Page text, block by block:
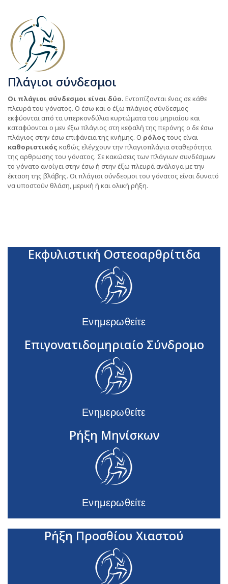
Πλάγιοι σύνδεσμοι
Οι πλάγιοι σύνδεσμοι είναι δύο. Εντοπίζονται ένας σε κάθε
πλευρά του γόνατος. Ο έσω και ο έξω πλάγιος σύνδεσμος
εκφύονται από τα υπερκονδύλια κυρτώματα του μηριαίου και
καταφύονται ο μεν έξω πλάγιος στη κεφαλή της περόνης ο δε έσω
πλάγιος στην έσω επιφάνεια της κνήμης. Ο ρόλος τους είναι
καθοριστικός καθώς ελέγχουν την πλαγιοπλάγια σταθερότητα
της αρθρωσης του γόνατος. Σε κακώσεις των πλάγιων συνδέσμων
το γόνατο ανοίγει στην έσω ή στην έξω πλευρά ανάλογα με την
έκταση της βλάβης. Οι πλάγιοι σύνδεσμοι του γόνατος είναι δυνατό
να υποστούν θλάση, μερική ή και ολική ρήξη.
Εκφυλιστική Οστεοαρθρίτιδα
Ενημερωθείτε
Επιγονατιδομηριαίο Σύνδρομο
Ενημερωθείτε
Ρήξη Μηνίσκων
Ενημερωθείτε
Ρήξη Προσθίου Χιαστού